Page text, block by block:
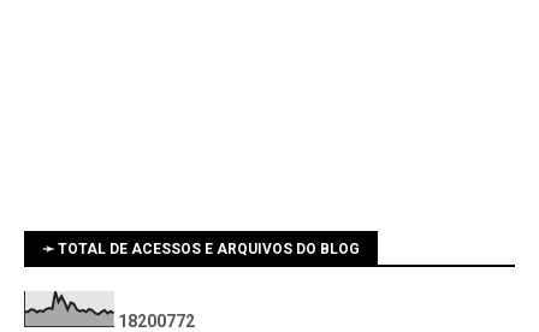
➛ TOTAL DE ACESSOS E ARQUIVOS DO BLOG
18200772